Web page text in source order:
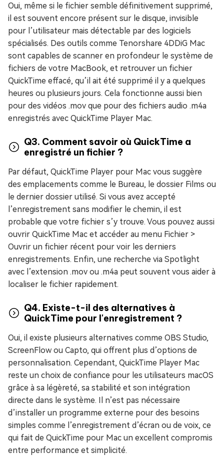
Oui, même si le fichier semble définitivement supprimé,
il est souvent encore présent sur le disque, invisible
pour l’utilisateur mais détectable par des logiciels
spécialisés. Des outils comme Tenorshare 4DDiG Mac
sont capables de scanner en profondeur le système de
fichiers de votre MacBook, et retrouver un fichier
QuickTime effacé, qu’il ait été supprimé il y a quelques
heures ou plusieurs jours. Cela fonctionne aussi bien
pour des vidéos .mov que pour des fichiers audio .m4a
enregistrés avec QuickTime Player Mac.
Q3. Comment savoir où QuickTime a
enregistré un fichier ?
Par défaut, QuickTime Player pour Mac vous suggère
des emplacements comme le Bureau, le dossier Films ou
le dernier dossier utilisé. Si vous avez accepté
l’enregistrement sans modifier le chemin, il est
probable que votre fichier s’y trouve. Vous pouvez aussi
ouvrir QuickTime Mac et accéder au menu Fichier >
Ouvrir un fichier récent pour voir les derniers
enregistrements. Enfin, une recherche via Spotlight
avec l’extension .mov ou .m4a peut souvent vous aider à
localiser le fichier rapidement.
Q4. Existe-t-il des alternatives à
QuickTime pour l'enregistrement ?
Oui, il existe plusieurs alternatives comme OBS Studio,
ScreenFlow ou Capto, qui offrent plus d’options de
personnalisation. Cependant, QuickTime Player Mac
reste un choix de confiance pour les utilisateurs macOS
grâce à sa légèreté, sa stabilité et son intégration
directe dans le système. Il n’est pas nécessaire
d’installer un programme externe pour des besoins
simples comme l’enregistrement d’écran ou de voix, ce
qui fait de QuickTime pour Mac un excellent compromis
entre performance et simplicité.